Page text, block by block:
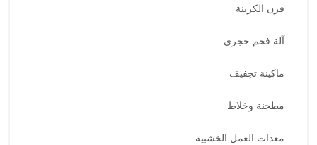
فرن الكربنة
آلة فحم حجري
ماكينة تجفيف
مطحنة وخلاط
معدات العمل الخشبية